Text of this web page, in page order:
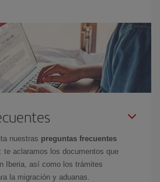
nuestras preguntas frecuentes
: te aclaramos los documentos que
Iberia, así como los trámites
la migración y aduanas.